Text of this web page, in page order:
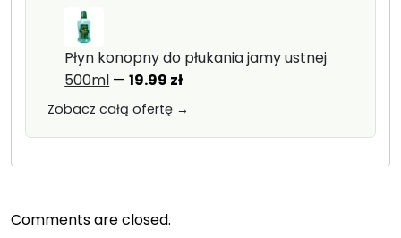
Płyn konopny do płukania jamy ustnej
500ml —19.99 zł
Zobacz całą ofertę →
Comments are closed.